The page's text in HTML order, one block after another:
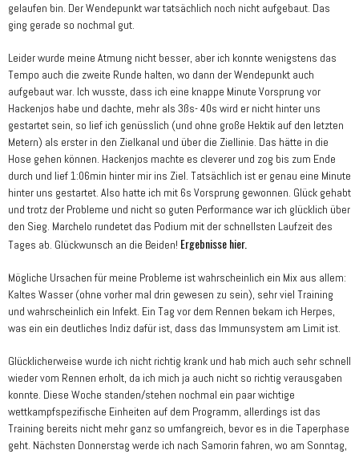
gelaufen bin. Der Wendepunkt war tatsächlich noch nicht aufgebaut. Das
ging gerade so nochmal gut.
Leider wurde meine Atmung nicht besser, aber ich konnte wenigstens das
Tempo auch die zweite Runde halten, wo dann der Wendepunkt auch
aufgebaut war. Ich wusste, dass ich eine knappe Minute Vorsprung vor
Hackenjos habe und dachte, mehr als 3ßs- 40s wird er nicht hinter uns
gestartet sein, so lief ich genüsslich (und ohne große Hektik auf den letzten
Metern) als erster in den Zielkanal und über die Ziellinie. Das hätte in die
Hose gehen können. Hackenjos machte es cleverer und zog bis zum Ende
durch und lief 1:06min hinter mir ins Ziel. Tatsächlich ist er genau eine Minute
hinter uns gestartet. Also hatte ich mit 6s Vorsprung gewonnen. Glück gehabt
und trotz der Probleme und nicht so guten Performance war ich glücklich über
den Sieg. Marchelo rundetet das Podium mit der schnellsten Laufzeit des
Tages ab. Glückwunsch an die Beiden! Ergebnisse hier.
Mögliche Ursachen für meine Probleme ist wahrscheinlich ein Mix aus allem:
Kaltes Wasser (ohne vorher mal drin gewesen zu sein), sehr viel Training
und wahrscheinlich ein Infekt. Ein Tag vor dem Rennen bekam ich Herpes,
was ein ein deutliches Indiz dafür ist, dass das Immunsystem am Limit ist.
Glücklicherweise wurde ich nicht richtig krank und hab mich auch sehr schnell
wieder vom Rennen erholt, da ich mich ja auch nicht so richtig verausgaben
konnte. Diese Woche standen/stehen nochmal ein paar wichtige
wettkampfspezifische Einheiten auf dem Programm, allerdings ist das
Training bereits nicht mehr ganz so umfangreich, bevor es in die Taperphase
geht. Nächsten Donnerstag werde ich nach Samorin fahren, wo am Sonntag,